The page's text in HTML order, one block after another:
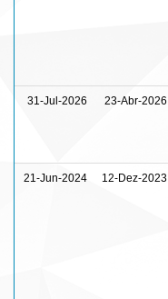
31-Jul-2026 23-Abr-2026
21-Jun-2024 12-Dez-2023